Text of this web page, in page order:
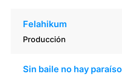
Felahikum
Producción
Sin baile no hay paraíso